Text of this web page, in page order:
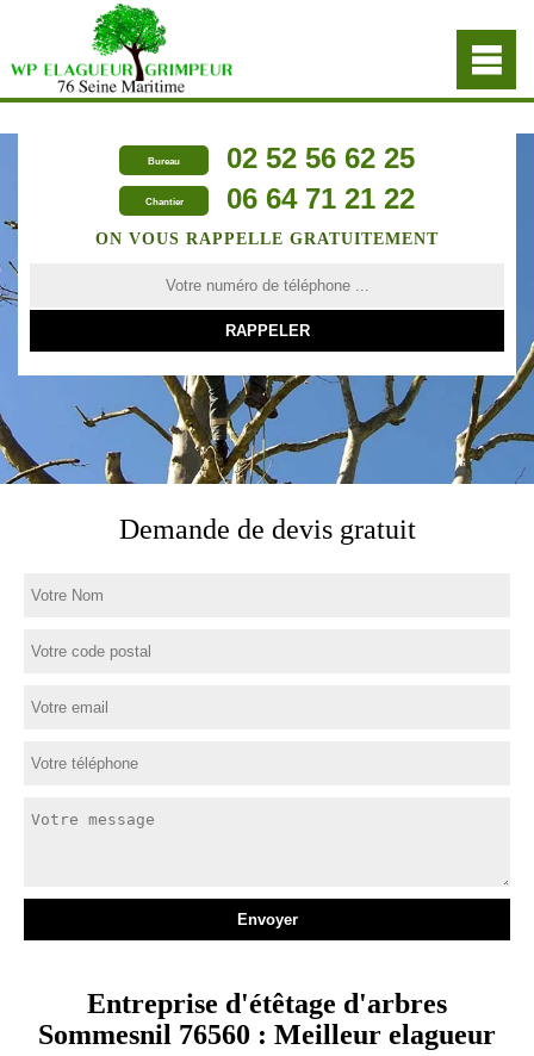
Bureau 02 52 56 62 25
Chantier 06 64 71 21 22
ON VOUS RAPPELLE GRATUITEMENT
Demande de devis gratuit
Entreprise d'étêtage d'arbres
Sommesnil 76560 : Meilleur elagueur